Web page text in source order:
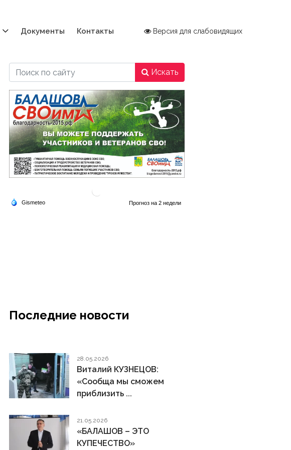
Документы Контакты Версия для слабовидящих
Искать
Последние новости
28.05.2026
Виталий КУЗНЕЦОВ:
«Сообща мы сможем
приблизить ...
21.05.2026
«БАЛАШОВ – ЭТО
КУПЕЧЕСТВО»